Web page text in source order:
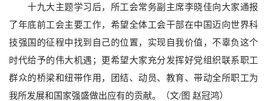
十九大主题学习后，所工会常务副主席李晓佳向大家通报
了年底前工会主要工作，希望全体工会干部在中国迈向世界科
技强国的征程中找到自己的位置，实现自我价值，不辜负这个
时代给予的伟大机遇；更希望大家充分发挥好党组织联系职工
群众的桥梁和纽带作用，团结、动员、教育、带动全所职工为
我所发展和国家强盛做出应有的贡献。（文/图 赵冠鸿）